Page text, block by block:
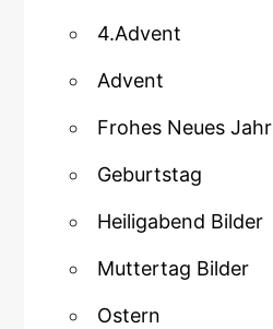
4.Advent
Advent
Frohes Neues Jahr
Geburtstag
Heiligabend Bilder
Muttertag Bilder
Ostern